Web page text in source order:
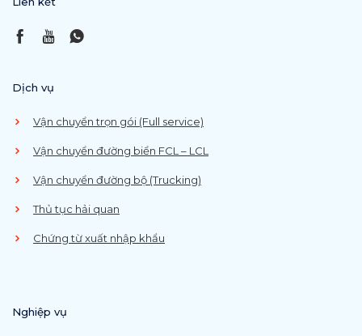
Dịch vụ
Vận chuyển trọn gói (Full service)
Vận chuyển đường biển FCL – LCL
Vận chuyển đường bộ (Trucking)
Thủ tục hải quan
Chứng từ xuất nhập khẩu
Nghiệp vụ